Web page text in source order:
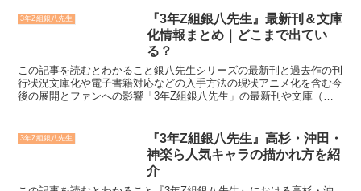
3年Z組銀八先生
『3年Z組銀八先生』最新刊＆文庫
化情報まとめ｜どこまで出てい
る？
この記事を読むとわかること銀八先生シリーズの最新刊と過去作の刊
行状況文庫化や電子書籍対応などの入手方法の現状アニメ化を含む今
後の展開とファンへの影響「3年Z組銀八先生」の最新刊や文庫（ノ
3年Z組銀八先生
『3年Z組銀八先生』高杉・沖田・
神楽ら人気キャラの描かれ方を紹
介